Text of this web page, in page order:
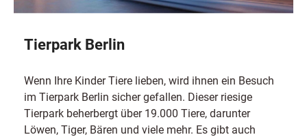
Tierpark Berlin
Wenn Ihre Kinder Tiere lieben, wird ihnen ein Besuch
im Tierpark Berlin sicher gefallen. Dieser riesige
Tierpark beherbergt über 19.000 Tiere, darunter
Löwen, Tiger, Bären und viele mehr. Es gibt auch